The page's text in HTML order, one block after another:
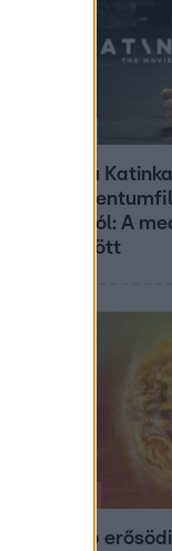
Hosszú
Tusupról: A
működött
Tovább